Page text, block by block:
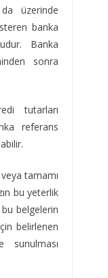
üzerinde
banka
Banka
sonra
tutarları
referans
tamamı
bu yeterlik
belgelerin
belirlenen
sunulması